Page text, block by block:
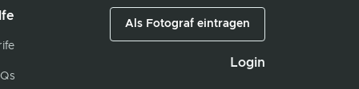
Als Fotograf eintragen
Login